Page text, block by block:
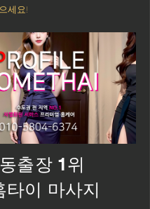
세요!
출장 1위
타이 마사지